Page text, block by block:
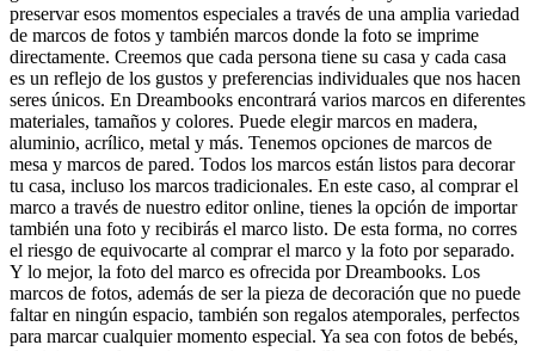
preservar esos momentos especiales a través de una amplia variedad
de marcos de fotos y también marcos donde la foto se imprime
directamente. Creemos que cada persona tiene su casa y cada casa
es un reflejo de los gustos y preferencias individuales que nos hacen
seres únicos. En Dreambooks encontrará varios marcos en diferentes
materiales, tamaños y colores. Puede elegir marcos en madera,
aluminio, acrílico, metal y más. Tenemos opciones de marcos de
mesa y marcos de pared. Todos los marcos están listos para decorar
tu casa, incluso los marcos tradicionales. En este caso, al comprar el
marco a través de nuestro editor online, tienes la opción de importar
también una foto y recibirás el marco listo. De esta forma, no corres
el riesgo de equivocarte al comprar el marco y la foto por separado.
Y lo mejor, la foto del marco es ofrecida por Dreambooks. Los
marcos de fotos, además de ser la pieza de decoración que no puede
faltar en ningún espacio, también son regalos atemporales, perfectos
para marcar cualquier momento especial. Ya sea con fotos de bebés,